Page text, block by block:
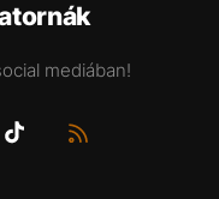
mediában!